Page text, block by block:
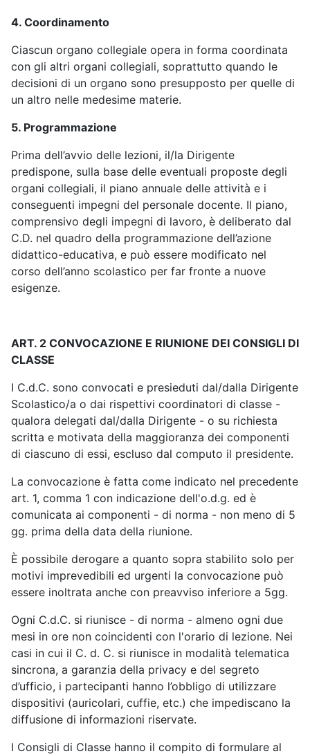
4. Coordinamento
Ciascun organo collegiale opera in forma coordinata
con gli altri organi collegiali, soprattutto quando le
decisioni di un organo sono presupposto per quelle di
un altro nelle medesime materie.
5. Programmazione
Prima dell’avvio delle lezioni, il/la Dirigente
predispone, sulla base delle eventuali proposte degli
organi collegiali, il piano annuale delle attività e i
conseguenti impegni del personale docente. Il piano,
comprensivo degli impegni di lavoro, è deliberato dal
C.D. nel quadro della programmazione dell’azione
didattico-educativa, e può essere modificato nel
corso dell’anno scolastico per far fronte a nuove
esigenze.
ART. 2 CONVOCAZIONE E RIUNIONE DEI CONSIGLI DI
CLASSE
I C.d.C. sono convocati e presieduti dal/dalla Dirigente
Scolastico/a o dai rispettivi coordinatori di classe -
qualora delegati dal/dalla Dirigente - o su richiesta
scritta e motivata della maggioranza dei componenti
di ciascuno di essi, escluso dal computo il presidente.
La convocazione è fatta come indicato nel precedente
art. 1, comma 1 con indicazione dell'o.d.g. ed è
comunicata ai componenti - di norma - non meno di 5
gg. prima della data della riunione.
È possibile derogare a quanto sopra stabilito solo per
motivi imprevedibili ed urgenti la convocazione può
essere inoltrata anche con preavviso inferiore a 5gg.
Ogni C.d.C. si riunisce - di norma - almeno ogni due
mesi in ore non coincidenti con l'orario di lezione. Nei
casi in cui il C. d. C. si riunisce in modalità telematica
sincrona, a garanzia della privacy e del segreto
d’ufficio, i partecipanti hanno l’obbligo di utilizzare
dispositivi (auricolari, cuffie, etc.) che impediscano la
diffusione di informazioni riservate.
I Consigli di Classe hanno il compito di formulare al